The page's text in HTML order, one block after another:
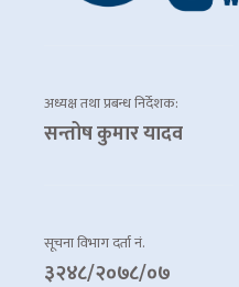
अध्यक्ष तथा प्रबन्ध निर्देशक:
सन्तोष कुमार यादव
सूचना विभाग दर्ता नं.
३२४८/२०७८/०७